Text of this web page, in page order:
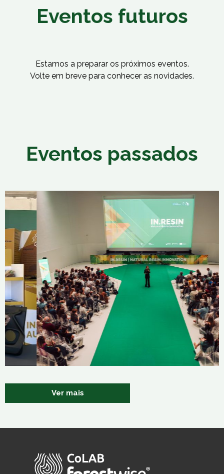
Eventos futuros
Estamos a preparar os próximos eventos.
Volte em breve para conhecer as novidades.
Eventos passados
IN.RESIN — Natural Resin Innovation
8 de Maio, 2026
Ver mais